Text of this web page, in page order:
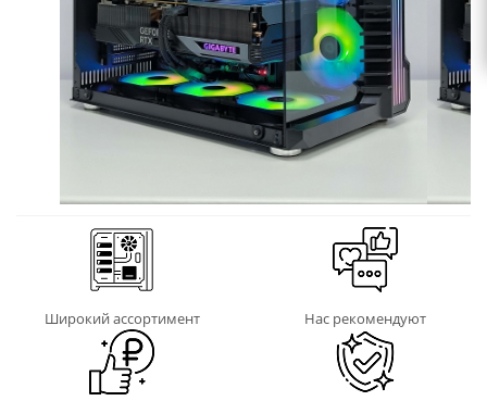
Широкий ассортимент Нас рекомендуют